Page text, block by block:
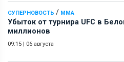
СУПЕРНОВОСТЬ / ММА
Убыток от турнира UFC в
миллионов
09:15 06 августа